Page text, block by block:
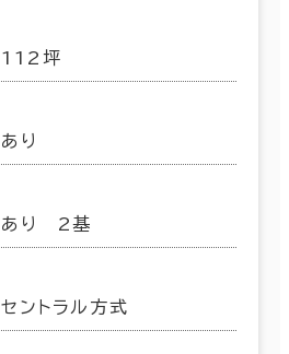
112坪
あり
あり 2基
セントラル方式